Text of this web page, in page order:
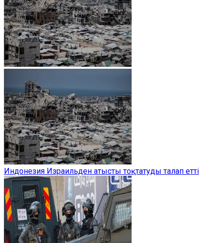
Индонезия Израильден атысты тоқтатуды талап етті